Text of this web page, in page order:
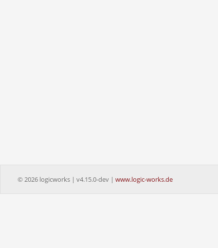
© 2026 logicworks | v4.15.0-dev | www.logic-works.de